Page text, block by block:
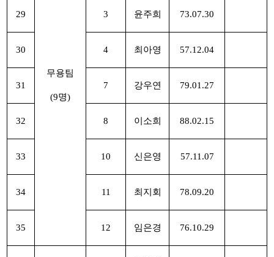
무용팀
(9명)
29 3 윤주희 73.07.30
30 4 최아영 57.12.04
31 7 강우연 79.01.27
32 8 이소희 88.02.15
33 10 신은영 57.11.07
34 11 최지회 78.09.20
35 12 임은경 76.10.29